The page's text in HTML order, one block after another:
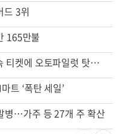
욕주 제소
드 3위
165만불
트 ‘폭탄 세일’